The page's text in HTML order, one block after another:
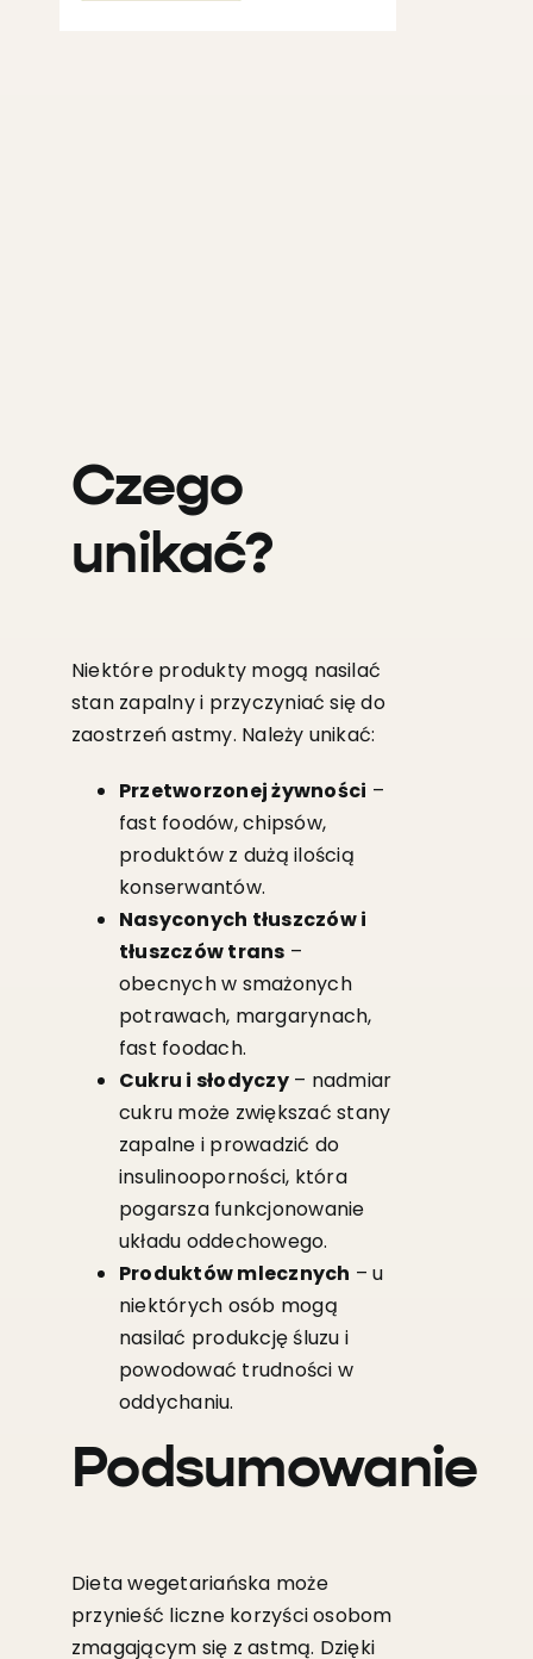
Czego
unikać?
Niektóre produkty mogą nasilać
stan zapalny i przyczyniać się do
zaostrzeń astmy. Należy unikać:
Przetworzonej żywności –
fast foodów, chipsów,
produktów z dużą ilością
konserwantów.
Nasyconych tłuszczów i
tłuszczów trans –
obecnych w smażonych
potrawach, margarynach,
fast foodach.
Cukru i słodyczy– nadmiar
cukru może zwiększać stany
zapalne i prowadzić do
insulinooporności, która
pogarsza funkcjonowanie
układu oddechowego.
Produktów mlecznych – u
niektórych osób mogą
nasilać produkcję śluzu i
powodować trudności w
oddychaniu.
Podsumowanie
Dieta wegetariańska może
przynieść liczne korzyści osobom
zmagającym się z astmą. Dzięki